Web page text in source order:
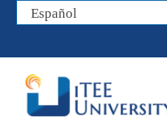
Español
Política de Privacidad